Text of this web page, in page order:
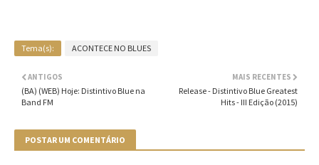
Tema(s): ACONTECE NO BLUES
MAIS RECENTES
Release - Distintivo Blue Greatest
Hits - III Edição (2015)
ANTIGOS
(BA) (WEB) Hoje: Distintivo Blue na
Band FM
POSTAR UM COMENTÁRIO